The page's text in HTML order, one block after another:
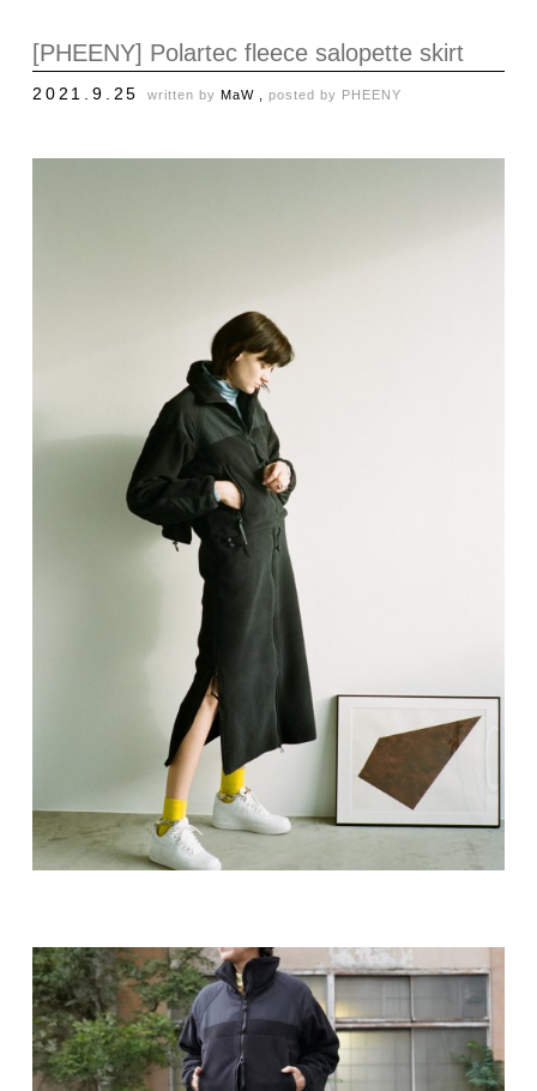
[PHEENY] Polartec fleece salopette skirt
2021.9.25 written by MaW , posted by PHEENY